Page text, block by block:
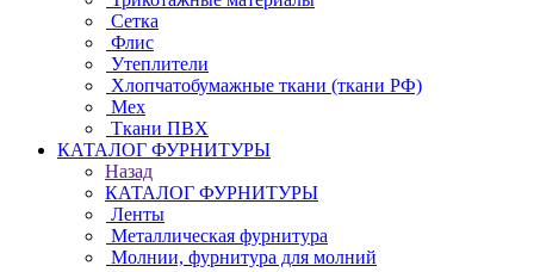
Сетка
Флис
Утеплители
Хлопчатобумажные ткани (ткани РФ)
Мех
Ткани ПВХ
КАТАЛОГ ФУРНИТУРЫ
Назад
КАТАЛОГ ФУРНИТУРЫ
Ленты
Металлическая фурнитура
Молнии, фурнитура для молний